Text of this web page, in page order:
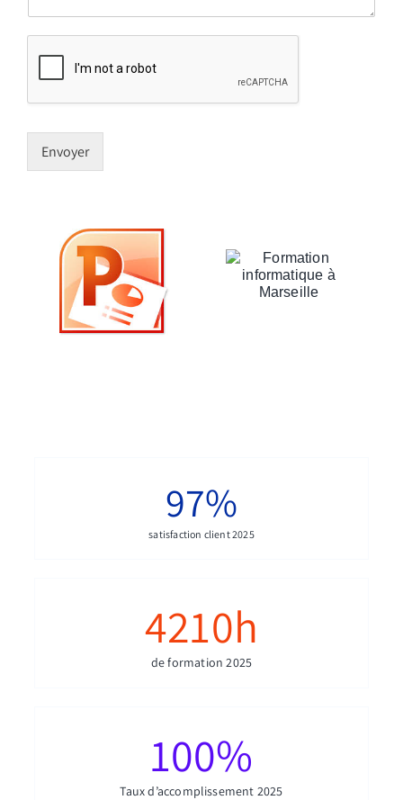
Envoyer
97%
satisfaction client 2025
4210h
de formation 2025
100%
Taux d’accomplissement 2025